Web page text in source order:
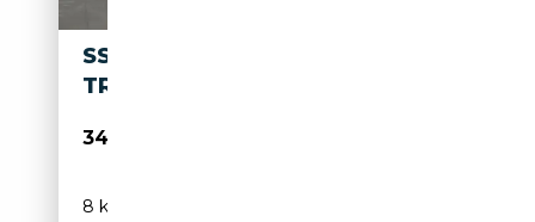
SSANGYONG TORRES G15 HEV
TREND AUT.
34 790€
8 km